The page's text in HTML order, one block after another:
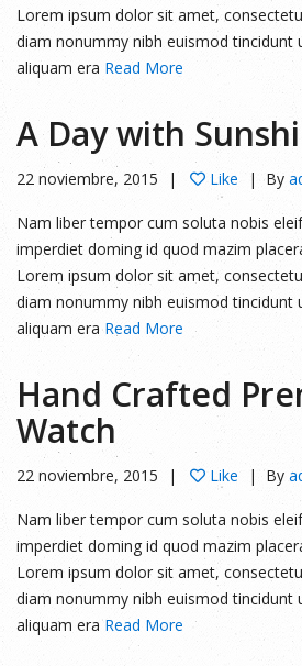
Lorem ipsum dolor sit amet,
diam nonummy nibh euismod tincidunt
aliquam era Read More
A Day with
22 noviembre, 2015 Like By
Nam liber tempor cum soluta nobis
imperdiet doming id quod mazim
Lorem ipsum dolor sit amet,
diam nonummy nibh euismod tincidunt
aliquam eraRead More
Hand Crafted
Watch
22 noviembre, 2015 Like By
Nam liber tempor cum soluta nobis
imperdiet doming id quod mazim
Lorem ipsum dolor sit amet,
diam nonummy nibh euismod tincidunt
aliquam eraRead More